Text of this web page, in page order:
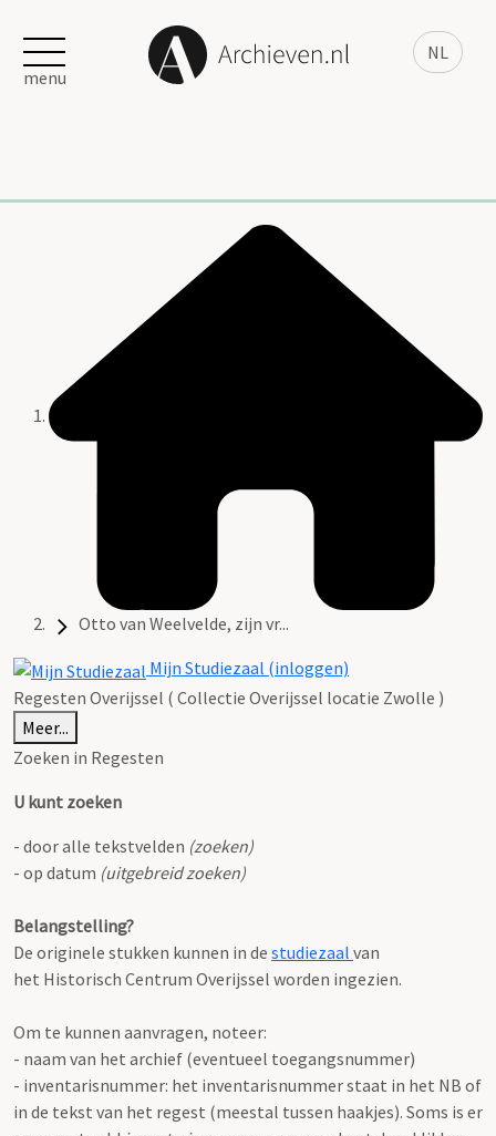
NL
menu
Otto van Weelvelde, zijn vr...
Mijn Studiezaal (inloggen)
Regesten Overijssel ( Collectie Overijssel locatie Zwolle )
Meer...
Zoeken in Regesten
U kunt zoeken
- door alle tekstvelden (zoeken)
- op datum (uitgebreid zoeken)
Belangstelling?
De originele stukken kunnen in de studiezaal van
het Historisch Centrum Overijssel worden ingezien.
Om te kunnen aanvragen, noteer:
- naam van het archief (eventueel toegangsnummer)
- inventarisnummer: het inventarisnummer staat in het NB of
in de tekst van het regest (meestal tussen haakjes). Soms is er